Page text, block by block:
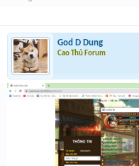
God D Dung
Cao Thủ Forum